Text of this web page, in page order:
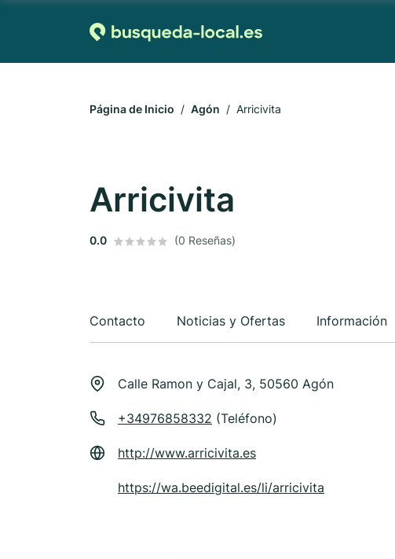
Página de Inicio Agón Arricivita
Arricivita
0.0 (0 Reseñas)
Contacto Noticias y Ofertas Información
Calle Ramon y Cajal, 3, 50560 Agón
+34976858332 (Teléfono)
http://www.arricivita.es
https://wa.beedigital.es/li/arricivita